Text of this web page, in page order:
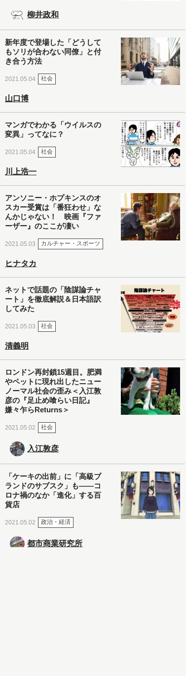
柳井政和
新年度で登場した「どうして
もソリが合わない同僚」と付
き合う方法
2021.05.04 社会
山口博
マンガでわかる「ウイルスの
変異」ってなに？
2021.05.04 社会
川上浩一
アンソニー・ホプキンスのオ
スカー受賞は「番狂わせ」な
んかじゃない！ 映画『ファ
ーザー』のここが凄い
2021.05.03 カルチャー・スポーツ
ヒナタカ
ネットで話題の「陰謀論チャ
ート」を徹底解説＆日本語訳
してみた
2021.05.03 社会
清義明
ロンドン再封鎖15週目。肥満
やペットに現れ出したニュー
ノーマル社会の歪み＜入江敦
彦の『足止め喰らい日記』
嫌々乍らReturns＞
2021.05.02 社会
入江敦彦
「ケーキの出前」に「高級ブ
ランドのサブスク」も――コ
ロナ禍のなか「進化」する百
貨店
2021.05.02 政治・経済
都市商業研究所